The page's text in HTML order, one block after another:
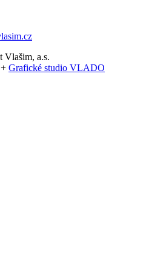
Vlašim, a.s.
Grafické studio VLADO